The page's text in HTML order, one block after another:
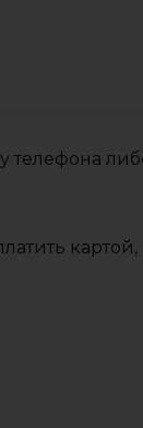
телефона
картой,